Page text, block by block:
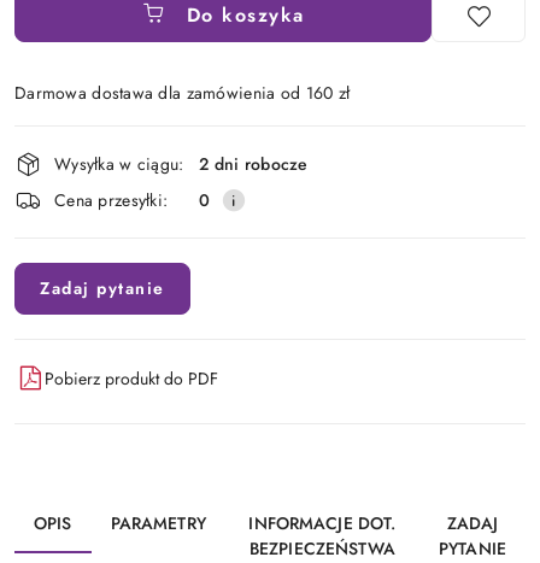
Do koszyka
Darmowa dostawa dla zamówienia od 160 zł
Dostępność
i
dostawa
Wysyłka w ciągu:
2 dni robocze
Cena przesyłki:
0
Zadaj pytanie
Pobierz produkt do PDF
OPIS PARAMETRY
INFORMACJE DOT.
BEZPIECZEŃSTWA
ZADAJ
PYTANIE